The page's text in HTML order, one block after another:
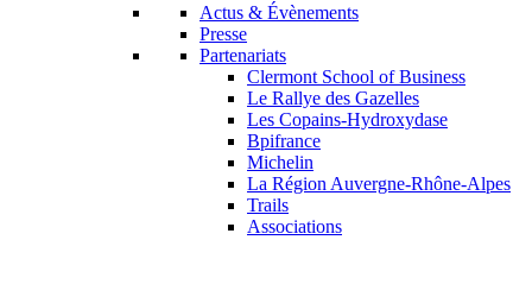
Actus & Évènements
Presse
Partenariats
Clermont School of Business
Le Rallye des Gazelles
Les Copains-Hydroxydase
Bpifrance
Michelin
La Région Auvergne-Rhône-Alpes
Trails
Associations